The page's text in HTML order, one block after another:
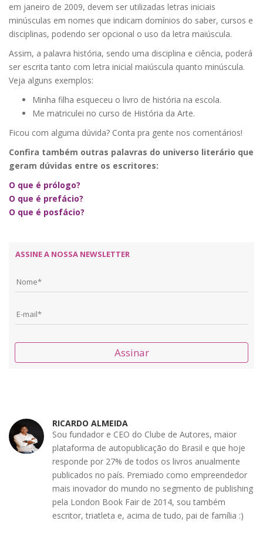
em janeiro de 2009, devem ser utilizadas letras iniciais
minúsculas em nomes que indicam domínios do saber, cursos e
disciplinas, podendo ser opcional o uso da letra maiúscula.
Assim, a palavra história, sendo uma disciplina e ciência, poderá
ser escrita tanto com letra inicial maiúscula quanto minúscula.
Veja alguns exemplos:
Minha filha esqueceu o livro de história na escola.
Me matriculei no curso de História da Arte.
Ficou com alguma dúvida? Conta pra gente nos comentários!
Confira também outras palavras do universo literário que
geram dúvidas entre os escritores:
O que é prólogo?
O que é prefácio?
O que é posfácio?
ASSINE A NOSSA NEWSLETTER
Assinar
RICARDO ALMEIDA
Sou fundador e CEO do Clube de Autores, maior
plataforma de autopublicação do Brasil e que hoje
responde por 27% de todos os livros anualmente
publicados no país. Premiado como empreendedor
mais inovador do mundo no segmento de publishing
pela London Book Fair de 2014, sou também
escritor, triatleta e, acima de tudo, pai de família :)